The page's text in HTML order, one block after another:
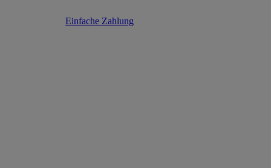
Einfache Zahlung